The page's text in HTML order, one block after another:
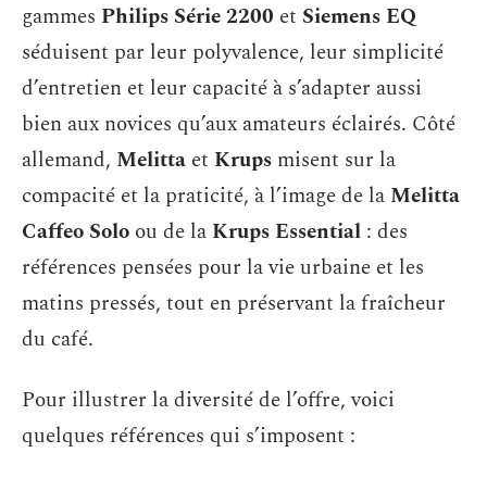
gammes Philips Série 2200 et Siemens EQ
séduisent par leur polyvalence, leur simplicité
d’entretien et leur capacité à s’adapter aussi
bien aux novices qu’aux amateurs éclairés. Côté
allemand, Melitta et Krups misent sur la
compacité et la praticité, à l’image de la Melitta
Caffeo Solo ou de la Krups Essential : des
références pensées pour la vie urbaine et les
matins pressés, tout en préservant la fraîcheur
du café.
Pour illustrer la diversité de l’offre, voici
quelques références qui s’imposent :